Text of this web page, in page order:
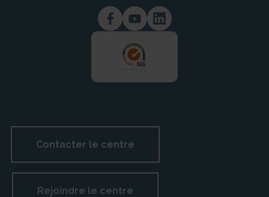
identifiée par un numéro individuel en application de
l’article 286 ter du code général des impôts, son
numéro individuel d’identification :
5° Si son activité est soumise à un régime d’autorisation,
le nom et l’adresse de l’autorité ayant délivré celle-ci :
Conseil Départemental du Maine-et-Loire
CS 94104Contacter le centre
Rejoindre le centre